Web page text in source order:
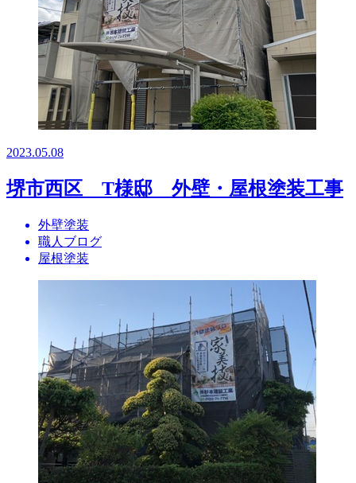
2023.05.08
堺市西区 T様邸 外壁・屋根塗装工事
外壁塗装
職人ブログ
屋根塗装